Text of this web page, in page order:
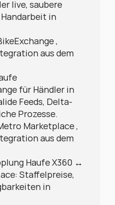
live, saubere
in
,
aus dem
für Händler in
Feeds, Delta-
Prozesse.
Marketplace ,
aus dem
Haufe X360 ↔
Staffelpreise,
in